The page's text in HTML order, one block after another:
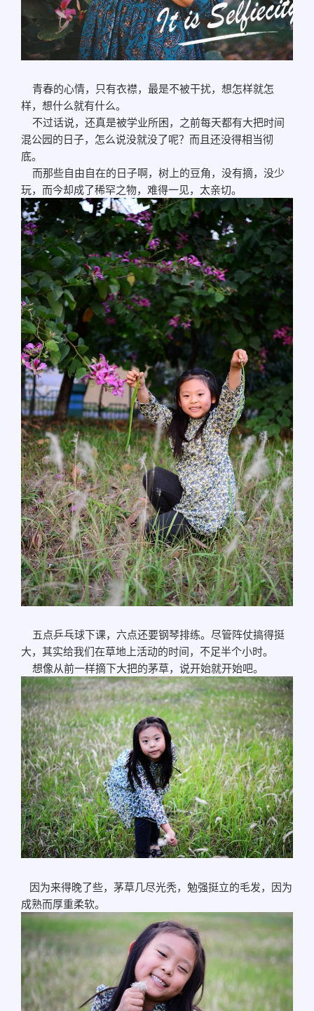
青春的心情，只有衣襟，最是不被干扰，想怎样就怎
样，想什么就有什么。
不过话说，还真是被学业所困，之前每天都有大把时间
混公园的日子，怎么说没就没了呢？而且还没得相当彻
底。
而那些自由自在的日子啊，树上的豆角，没有摘，没少
玩，而今却成了稀罕之物，难得一见，太亲切。
五点乒乓球下课，六点还要钢琴排练。尽管阵仗搞得挺
大，其实给我们在草地上活动的时间，不足半个小时。
想像从前一样摘下大把的茅草，说开始就开始吧。
因为来得晚了些，茅草几尽光秃，勉强挺立的毛发，因为
成熟而厚重柔软。